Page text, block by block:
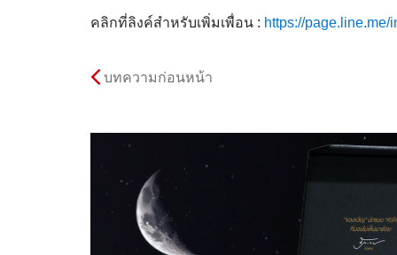
คลิกที่ลิงค์สำหรับเพิ่มเพื่อน : https://page.line.me/
บทความก่อนหน้า